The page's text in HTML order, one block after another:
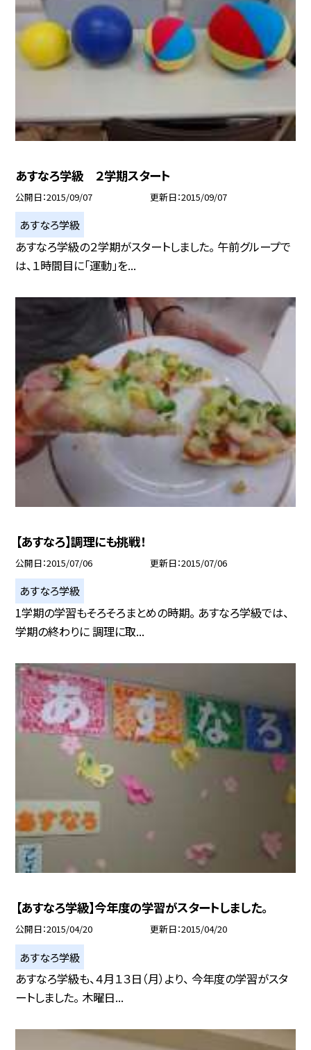
あすなろ学級 ２学期スタート
公開日 2015/09/07 更新日 2015/09/07
あすなろ学級
あすなろ学級の２学期がスタートしました。 午前グループで
は、１時間目に「運動」を...
【あすなろ】調理にも挑戦！
公開日 2015/07/06 更新日 2015/07/06
あすなろ学級
1学期の学習もそろそろまとめの時期。 あすなろ学級では、
学期の終わりに 調理に取...
【あすなろ学級】今年度の学習がスタートしました。
公開日 2015/04/20 更新日 2015/04/20
あすなろ学級
あすなろ学級も、４月１３日（月）より、 今年度の学習がスタ
ートしました。 木曜日...